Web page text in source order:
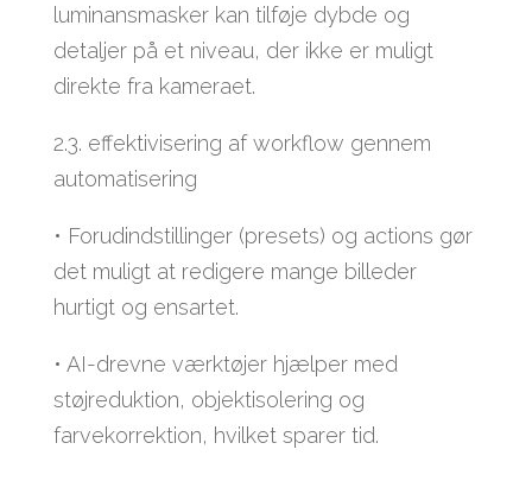
luminansmasker kan tilføje dybde og
detaljer på et niveau, der ikke er muligt
direkte fra kameraet.
2.3. effektivisering af workflow gennem
automatisering
• Forudindstillinger (presets) og actions gør
det muligt at redigere mange billeder
hurtigt og ensartet.
• AI-drevne værktøjer hjælper med
støjreduktion, objektisolering og
farvekorrektion, hvilket sparer tid.